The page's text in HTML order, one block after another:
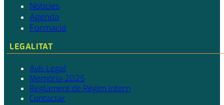
Notícies
Agenda
Formació
LEGALITAT
Avís Legal
Memòria 2025
Reglament de Règim Intern
Contactar